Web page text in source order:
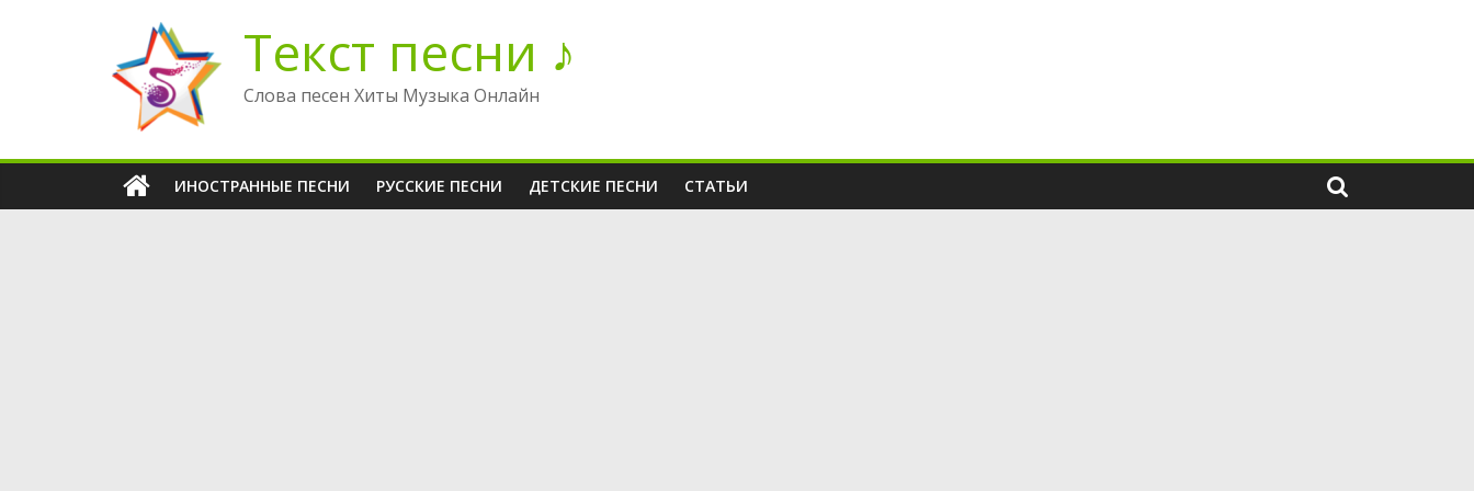
содержимому
Текст песни ♪
Слова песен Хиты Музыка Онлайн
ИНОСТРАННЫЕ ПЕСНИ РУССКИЕ ПЕСНИ ДЕТСКИЕ ПЕСНИ СТАТЬИ